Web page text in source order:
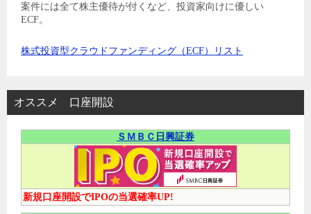
案件には全て株主優待が付くなど、投資家向けに優しい
ECF。
株式投資型クラウドファンディング（ECF）リスト
オススメ 口座開設
ＳＭＢＣ日興証券
新規口座開設でIPOの当選確率UP!